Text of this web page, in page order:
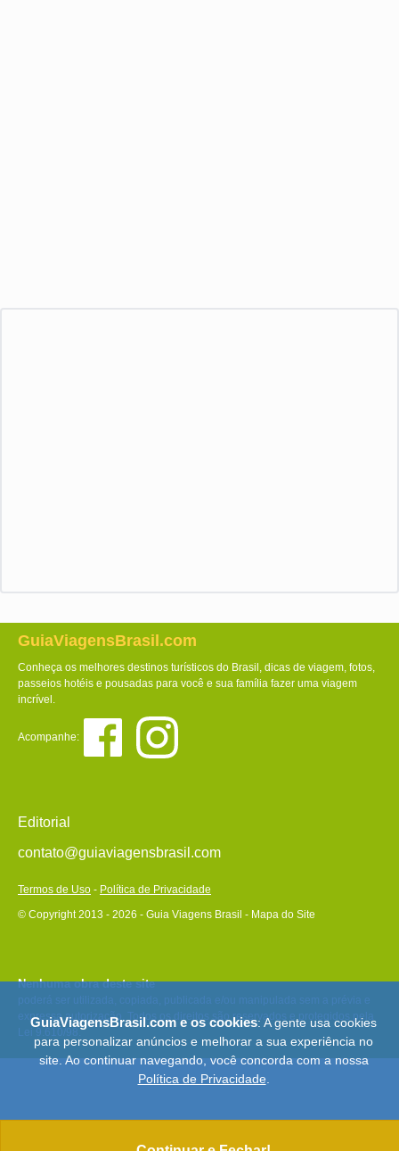
GuiaViagensBrasil.com
Conheça os melhores destinos turísticos do Brasil, dicas de viagem, fotos,
passeios hotéis e pousadas para você e sua família fazer uma viagem
incrível.
Acompanhe:
Editorial
contato@guiaviagensbrasil.com
Termos de Uso - Política de Privacidade
© Copyright 2013 - 2026 - Guia Viagens Brasil - Mapa do Site
Nenhuma obra deste site
poderá ser utilizada, copiada, publicada e/ou manipulada sem a prévia e
expressa autorização. Todos os direitos são reservados e protegidos pela
Lei 9.610/98.
GuiaViagensBrasil.com e os cookies: A gente usa cookies
para personalizar anúncios e melhorar a sua experiência no
site. Ao continuar navegando, você concorda com a nossa
Política de Privacidade